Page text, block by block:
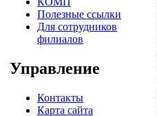
Полезные ссылки
Для сотрудников
филиалов
Управление
Контакты
Карта сайта